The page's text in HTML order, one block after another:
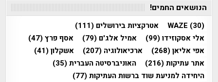
הנושאים החמים!
WAZE (30) אטרקציות בירושלים (111)
אלי אסקוזידו(99) אמיל אלג'ם (79) אסף פרץ(47)
אפי אליאן(268) ארכיאולוגיה (207) אשקלון(41)
אתר עתיקות(216) האוניברסיטה העברית(35)
היחידה למניעת שוד ברשות העתיקות(77)